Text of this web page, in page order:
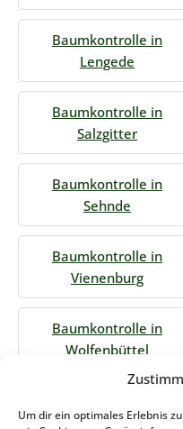
Um dir ein optimales Erlebnis
Baumkontrolle in
Lengede
Baumkontrolle in
Salzgitter
Baumkontrolle in
Sehnde
Baumkontrolle in
Vienenburg
Baumkontrolle in
Wolfenbüttel
Jetzt Anfrage